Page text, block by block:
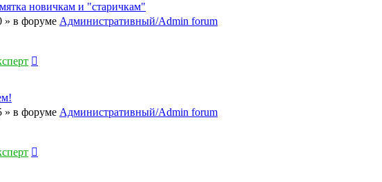
новичкам и "старичкам"
» в форуме Административный/Admin forum
» в форуме Административный/Admin forum